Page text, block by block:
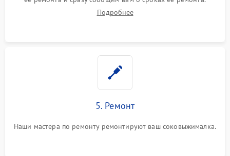
Подробнее
5. Ремонт
Наши мастера по ремонту ремонтируют ваш соковыжималка.